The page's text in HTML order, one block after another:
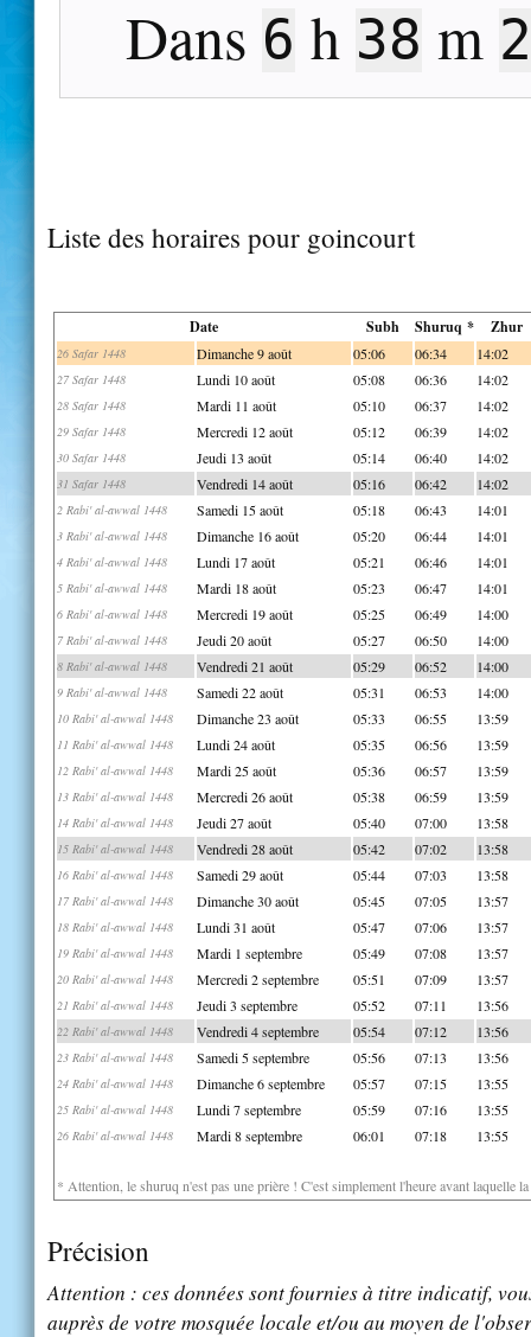
Dans 6 h 38 m
Liste des horaires pour goincourt
Date Subh Shuruq * Zhur
26 Safar 1448 Dimanche 9 août 05:06 06:34 14:02
27 Safar 1448 Lundi 10 août 05:08 06:36 14:02
28 Safar 1448 Mardi 11 août 05:10 06:37 14:02
29 Safar 1448 Mercredi 12 août 05:12 06:39 14:02
30 Safar 1448 Jeudi 13 août 05:14 06:40 14:02
31 Safar 1448 Vendredi 14 août 05:16 06:42 14:02
2 Rabi' al-awwal 1448 Samedi 15 août 05:18 06:43 14:01
3 Rabi' al-awwal 1448 Dimanche 16 août 05:20 06:44 14:01
4 Rabi' al-awwal 1448 Lundi 17 août 05:21 06:46 14:01
5 Rabi' al-awwal 1448 Mardi 18 août 05:23 06:47 14:01
6 Rabi' al-awwal 1448 Mercredi 19 août 05:25 06:49 14:00
7 Rabi' al-awwal 1448 Jeudi 20 août 05:27 06:50 14:00
8 Rabi' al-awwal 1448 Vendredi 21 août 05:29 06:52 14:00
9 Rabi' al-awwal 1448 Samedi 22 août 05:31 06:53 14:00
10 Rabi' al-awwal 1448 Dimanche 23 août 05:33 06:55 13:59
11 Rabi' al-awwal 1448 Lundi 24 août 05:35 06:56 13:59
12 Rabi' al-awwal 1448 Mardi 25 août 05:36 06:57 13:59
13 Rabi' al-awwal 1448 Mercredi 26 août 05:38 06:59 13:59
14 Rabi' al-awwal 1448 Jeudi 27 août 05:40 07:00 13:58
15 Rabi' al-awwal 1448 Vendredi 28 août 05:42 07:02 13:58
16 Rabi' al-awwal 1448 Samedi 29 août 05:44 07:03 13:58
17 Rabi' al-awwal 1448 Dimanche 30 août 05:45 07:05 13:57
18 Rabi' al-awwal 1448 Lundi 31 août 05:47 07:06 13:57
19 Rabi' al-awwal 1448 Mardi 1 septembre 05:49 07:08 13:57
20 Rabi' al-awwal 1448 Mercredi 2 septembre 05:51 07:09 13:57
21 Rabi' al-awwal 1448 Jeudi 3 septembre 05:52 07:11 13:56
22 Rabi' al-awwal 1448 Vendredi 4 septembre 05:54 07:12 13:56
23 Rabi' al-awwal 1448 Samedi 5 septembre 05:56 07:13 13:56
24 Rabi' al-awwal 1448 Dimanche 6 septembre 05:57 07:15 13:55
25 Rabi' al-awwal 1448 Lundi 7 septembre 05:59 07:16 13:55
26 Rabi' al-awwal 1448 Mardi 8 septembre 06:01 07:18 13:55
* Attention, le shuruq n'est pas une prière ! C'est simplement l'heure avant laquelle
Précision
Attention : ces données sont fournies à titre indicatif,
auprès de votre mosquée locale et/ou au moyen de